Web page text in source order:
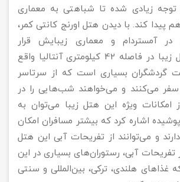
زیادی شده تا شباهتی به معماری
پیدا کند. با دیدن هتل اورنج کانتی کمر،
آمستردام و معماری زیبایش قرار
گرفته‌اید. این هتل زیبا در فاصله 42 کیلومتری آنتالیا واقع
گردشگران بسیاری است که از سرتاسر
سفر می‌کنند و می‌خواهند شب‌هایی را در
از امکانات ویژه این هتل زیبا می‌توان به
اشاره کرد که بیشتر مسافران امکان
و می‌توانند از تفریحات آبی این هتل
تفریحات آبی، رستوران‌های بسیاری در این
غذاهای هلندی، ترکی، بین‌المللی و سنتی